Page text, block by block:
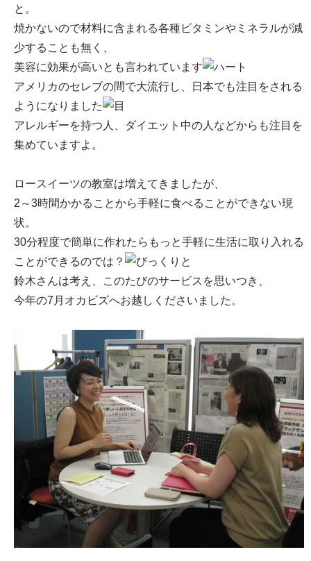
と。
焼かないので材料に含まれる各種ビタミンやミネラルが減
少することも無く、
美容に効果が高いとも言われています
アメリカのセレブの間で大流行し、日本でも注目をされる
ようになりました
アレルギーを持つ人、ダイエット中の人などからも注目を
集めていますよ。
ロースイーツの教室は増えてきましたが、
2～3時間かかることから手軽に食べることができない現
状。
30分程度で簡単に作れたらもっと手軽に生活に取り入れる
ことができるのでは？
と
鈴木さんは考え、このたびのサービスを思いつき、
今年の7月オカビズへお越しくださいました。